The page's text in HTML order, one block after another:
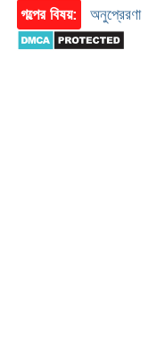
গল্পের বিষয়: অনুপ্রেরণা